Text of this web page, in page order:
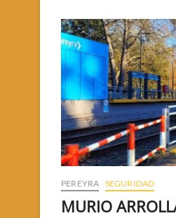
PEREYRA SEGURIDAD
MURIO